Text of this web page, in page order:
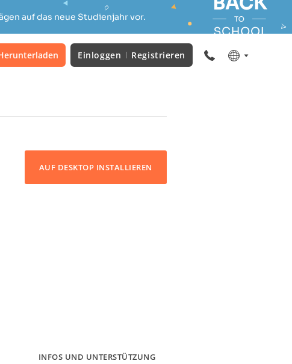
auf das neue Studienjahr vor.
Einloggen Registrieren
AUF DESKTOP INSTALLIEREN
INFOS UND UNTERSTÜTZUNG